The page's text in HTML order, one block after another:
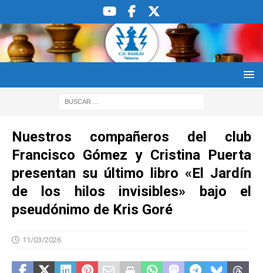
Nuestros compañeros del club
Francisco Gómez y Cristina Puerta
presentan su último libro «El Jardín
de los hilos invisibles» bajo el
pseudónimo de Kris Goré
11/03/2026